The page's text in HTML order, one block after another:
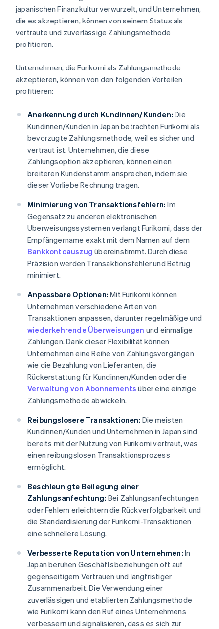
japanischen Finanzkultur verwurzelt, und Unternehmen,
die es akzeptieren, können von seinem Status als
vertraute und zuverlässige Zahlungsmethode
profitieren.
Unternehmen, die Furikomi als Zahlungsmethode
akzeptieren, können von den folgenden Vorteilen
profitieren:
Anerkennung durch Kundinnen/Kunden: Die
Kundinnen/Kunden in Japan betrachten Furikomi als
bevorzugte Zahlungsmethode, weil es sicher und
vertraut ist. Unternehmen, die diese
Zahlungsoption akzeptieren, können einen
breiteren Kundenstamm ansprechen, indem sie
dieser Vorliebe Rechnung tragen.
Minimierung von Transaktionsfehlern: Im
Gegensatz zu anderen elektronischen
Überweisungssystemen verlangt Furikomi, dass der
Empfängername exakt mit dem Namen auf dem
Bankkontoauszug übereinstimmt. Durch diese
Präzision werden Transaktionsfehler und Betrug
minimiert.
Anpassbare Optionen: Mit Furikomi können
Unternehmen verschiedene Arten von
Transaktionen anpassen, darunter regelmäßige und
wiederkehrende Überweisungen und einmalige
Zahlungen. Dank dieser Flexibilität können
Unternehmen eine Reihe von Zahlungsvorgängen
wie die Bezahlung von Lieferanten, die
Rückerstattung für Kundinnen/Kunden oder die
Verwaltung von Abonnements über eine einzige
Zahlungsmethode abwickeln.
Reibungslosere Transaktionen: Die meisten
Kundinnen/Kunden und Unternehmen in Japan sind
bereits mit der Nutzung von Furikomi vertraut, was
einen reibungslosen Transaktionsprozess
ermöglicht.
Beschleunigte Beilegung einer
Zahlungsanfechtung: Bei Zahlungsanfechtungen
oder Fehlern erleichtern die Rückverfolgbarkeit und
die Standardisierung der Furikomi-Transaktionen
eine schnellere Lösung.
Verbesserte Reputation von Unternehmen: In
Japan beruhen Geschäftsbeziehungen oft auf
gegenseitigem Vertrauen und langfristiger
Zusammenarbeit. Die Verwendung einer
zuverlässigen und etablierten Zahlungsmethode
wie Furikomi kann den Ruf eines Unternehmens
verbessern und signalisieren, dass es sich zur